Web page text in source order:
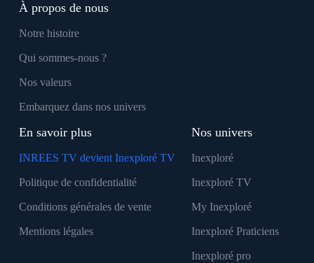
À propos de nous
Notre histoire
Qui sommes-nous ?
Nos valeurs
Embarquez dans nos univers
En savoir plus
INREES TV devient Inexploré TV
Politique de confidentialité
Conditions générales de vente
Mentions légales
Nos univers
Inexploré
Inexploré TV
My Inexploré
Inexploré Praticiens
Inexploré pro